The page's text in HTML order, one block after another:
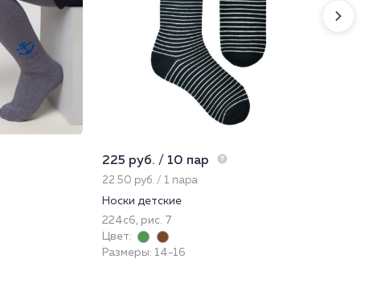
225 руб. / 10 пар
22.50 руб. / 1 пара
Носки детские
224с6, рис. 7
Цвет:
Размеры: 14-16